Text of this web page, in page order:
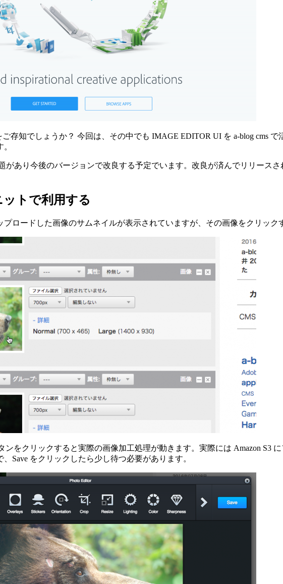
ご存知でしょうか？ 今回は、その中でも IMAGE EDITOR UI を a-blog cms
があり今後のバージョンで改良する予定でいます。改良が済んでリリース
ットで利用する
ロードした画像のサムネイルが表示されていますが、その画像をクリック
ンをクリックすると実際の画像加工処理が動きます。実際には Amazon S3
Save をクリックしたら少し待つ必要があります。